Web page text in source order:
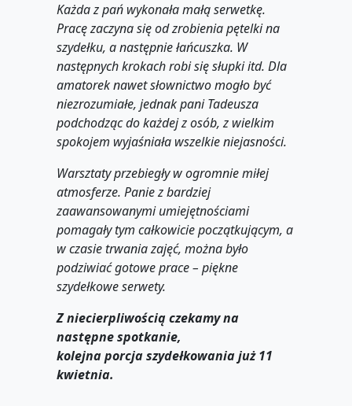
Każda z pań wykonała małą serwetkę.
Pracę zaczyna się od zrobienia pętelki na
szydełku, a następnie łańcuszka. W
następnych krokach robi się słupki itd. Dla
amatorek nawet słownictwo mogło być
niezrozumiałe, jednak pani Tadeusza
podchodząc do każdej z osób, z wielkim
spokojem wyjaśniała wszelkie niejasności.
Warsztaty przebiegły w ogromnie miłej
atmosferze. Panie z bardziej
zaawansowanymi umiejętnościami
pomagały tym całkowicie początkującym, a
w czasie trwania zajęć, można było
podziwiać gotowe prace – piękne
szydełkowe serwety.
Z niecierpliwością czekamy na
następne spotkanie,
kolejna porcja szydełkowania już 11
kwietnia.